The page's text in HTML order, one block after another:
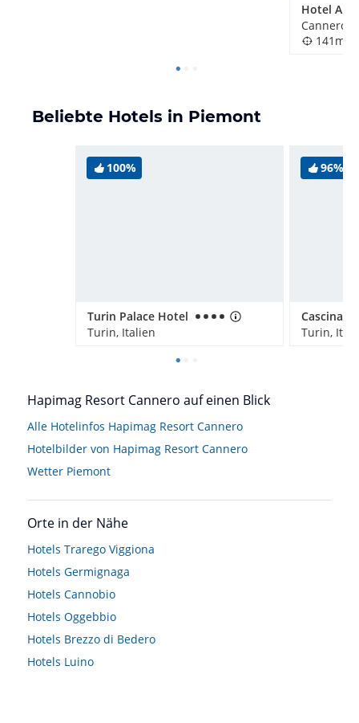
Hotel
Cannero
141m
Beliebte Hotels in Piemont
100%
Turin Palace Hotel
Turin, Italien
96%
Turin,
Hapimag Resort Cannero auf einen Blick
Alle Hotelinfos Hapimag Resort Cannero
Hotelbilder von Hapimag Resort Cannero
Wetter Piemont
Orte in der Nähe
Hotels Trarego Viggiona
Hotels Germignaga
Hotels Cannobio
Hotels Oggebbio
Hotels Brezzo di Bedero
Hotels Luino